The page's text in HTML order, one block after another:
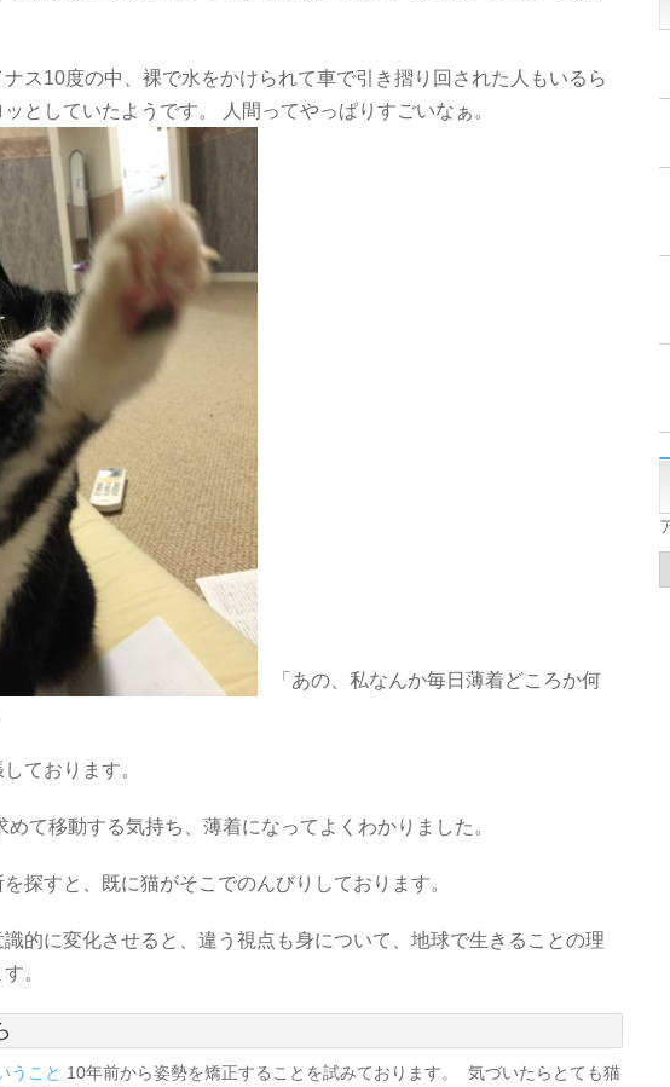
ナス10度の中、裸で水をかけられて車で引き摺り回された人もいるら
としていたようです。 人間ってやっぱりすごいなぁ。
「あの、私なんか毎日薄着どころか何
ております。
て移動する気持ち、薄着になってよくわかりました。
探すと、既に猫がそこでのんびりしております。
的に変化させると、違う視点も身について、地球で生きることの理
。
うこと 10年前から姿勢を矯正することを試みております。 気づいたらとても猫